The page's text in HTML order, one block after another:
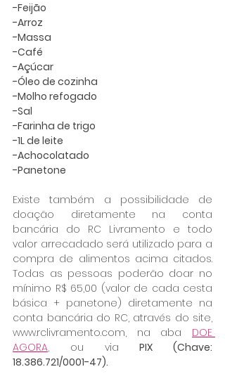
-Feijão
-Arroz
-Massa
-Café
-Açúcar
-Óleo de cozinha
-Molho refogado
-Sal
-Farinha de trigo
-1L de leite
-Achocolatado
-Panetone
Existe também a possibilidade de
doação diretamente na conta
bancária do RC Livramento e todo
valor arrecadado será utilizado para a
compra de alimentos acima citados.
Todas as pessoas poderão doar no
mínimo R$ 65,00 (valor de cada cesta
básica + panetone) diretamente na
conta bancária do RC, através do site,
www.rclivramento.com, na aba DOE
AGORA, ou via PIX (Chave:
18.386.721/0001-47).